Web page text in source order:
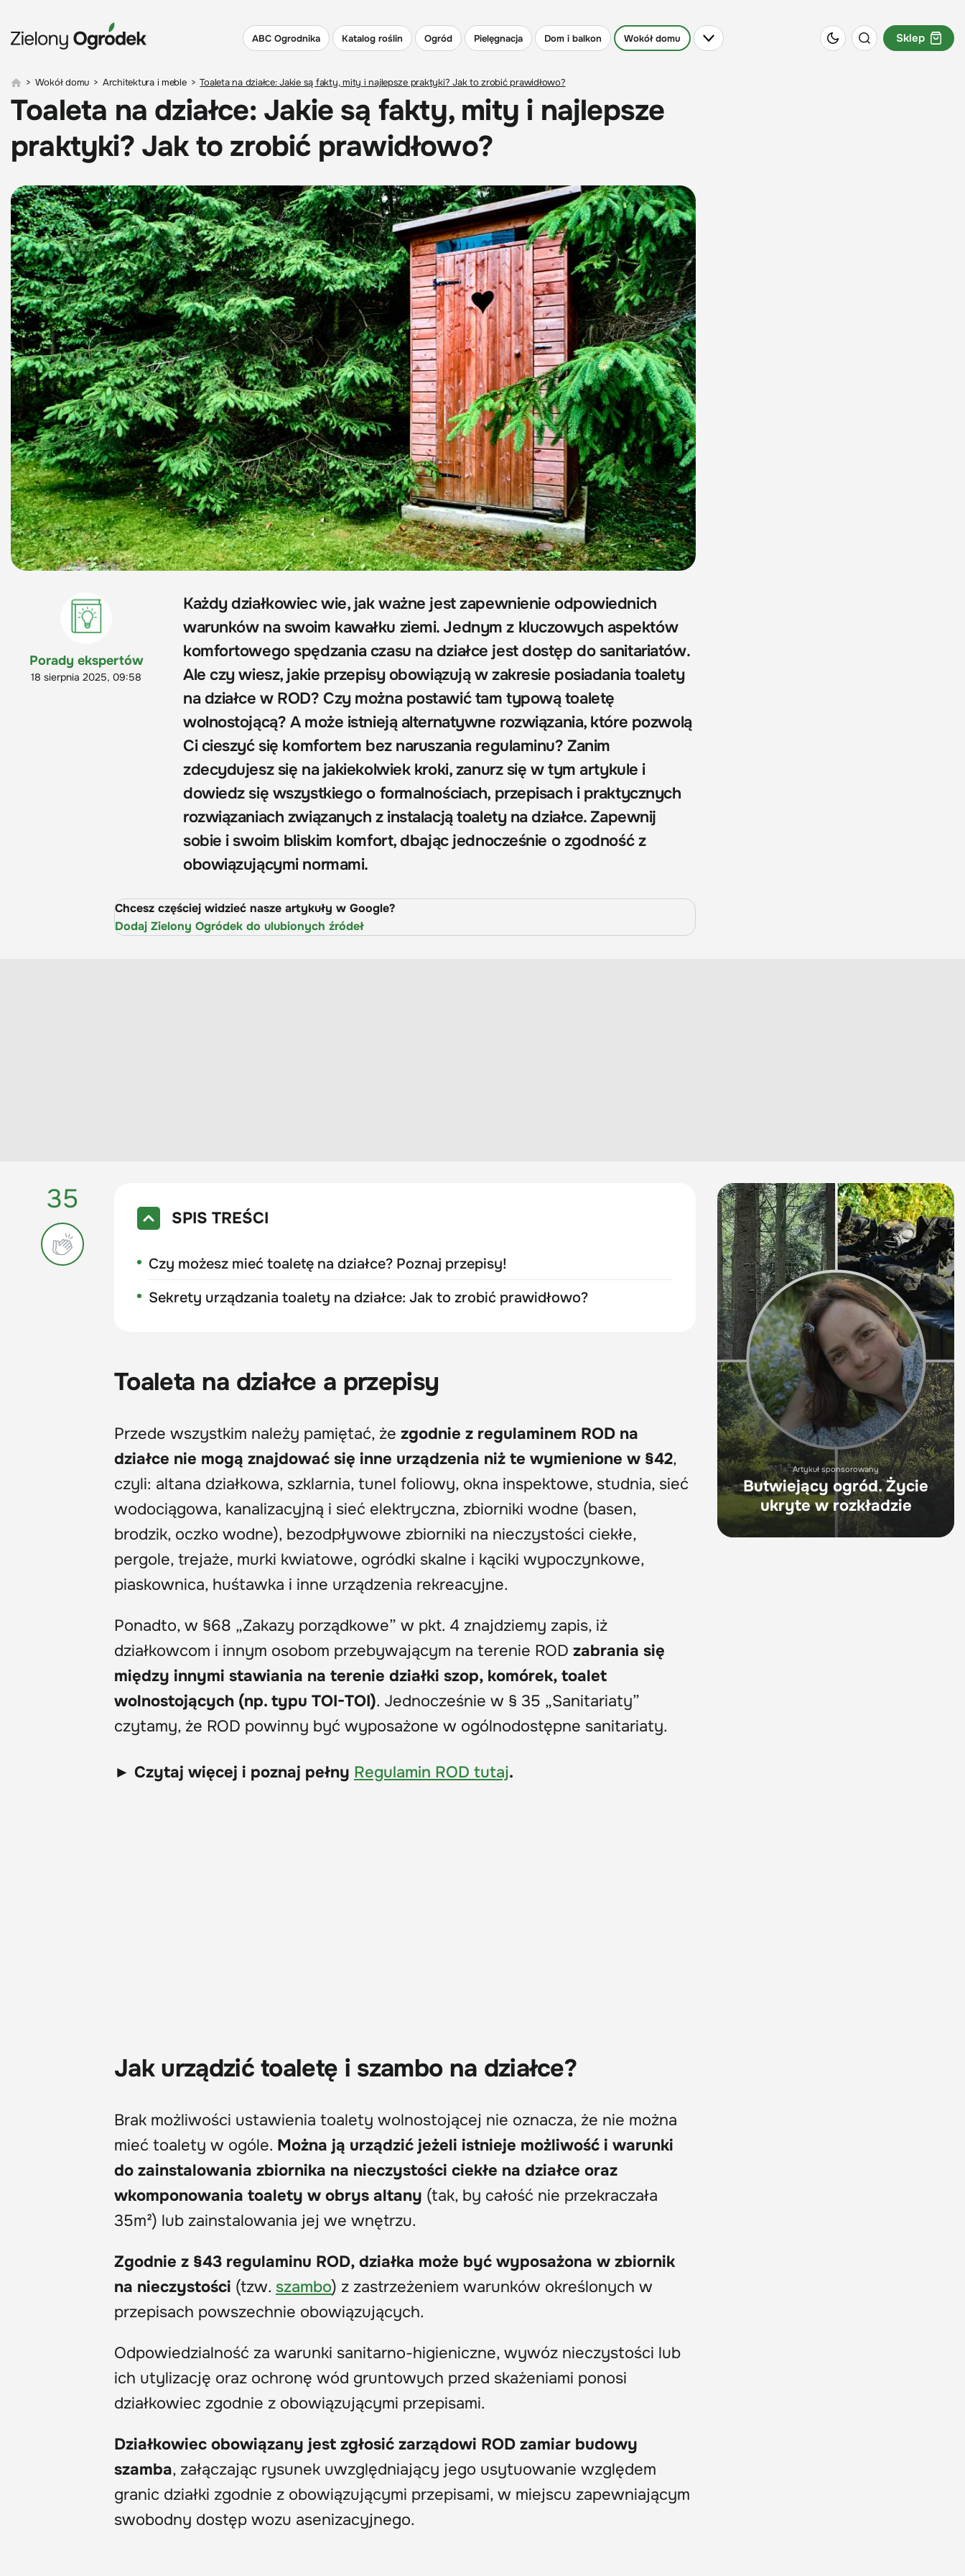
ABC Ogrodnika Katalog roślin Ogród Pielęgnacja Dom i balkon Wokół domu Sklep
> Wokół domu > Architektura i meble > Toaleta na działce: Jakie są fakty, mity i najlepsze praktyki? Jak to zrobić prawidłowo?
Toaleta na działce: Jakie są fakty, mity i najlepsze
praktyki? Jak to zrobić prawidłowo?
Porady ekspertów
18 sierpnia 2025, 09:58
Każdy działkowiec wie, jak ważne jest zapewnienie odpowiednich
warunków na swoim kawałku ziemi. Jednym z kluczowych aspektów
komfortowego spędzania czasu na działce jest dostęp do sanitariatów.
Ale czy wiesz, jakie przepisy obowiązują w zakresie posiadania toalety
na działce w ROD? Czy można postawić tam typową toaletę
wolnostojącą? A może istnieją alternatywne rozwiązania, które pozwolą
Ci cieszyć się komfortem bez naruszania regulaminu? Zanim
zdecydujesz się na jakiekolwiek kroki, zanurz się w tym artykule i
dowiedz się wszystkiego o formalnościach, przepisach i praktycznych
rozwiązaniach związanych z instalacją toalety na działce. Zapewnij
sobie i swoim bliskim komfort, dbając jednocześnie o zgodność z
obowiązującymi normami.
Chcesz częściej widzieć nasze artykuły w Google?
Dodaj Zielony Ogródek do ulubionych źródeł
35
SPIS TREŚCI
Czy możesz mieć toaletę na działce? Poznaj przepisy!
Sekrety urządzania toalety na działce: Jak to zrobić prawidłowo?
Toaleta na działce a przepisy
Przede wszystkim należy pamiętać, że zgodnie z regulaminem ROD na
działce nie mogą znajdować się inne urządzenia niż te wymienione w §42,
czyli: altana działkowa, szklarnia, tunel foliowy, okna inspektowe, studnia, sieć
wodociągowa, kanalizacyjną i sieć elektryczna, zbiorniki wodne (basen,
brodzik, oczko wodne), bezodpływowe zbiorniki na nieczystości ciekłe,
pergole, trejaże, murki kwiatowe, ogródki skalne i kąciki wypoczynkowe,
piaskownica, huśtawka i inne urządzenia rekreacyjne.
Ponadto, w §68 „Zakazy porządkowe” w pkt. 4 znajdziemy zapis, iż
działkowcom i innym osobom przebywającym na terenie ROD zabrania się
między innymi stawiania na terenie działki szop, komórek, toalet
wolnostojących (np. typu TOI-TOI). Jednocześnie w § 35 „Sanitariaty”
czytamy, że ROD powinny być wyposażone w ogólnodostępne sanitariaty.
► Czytaj więcej i poznaj pełny Regulamin ROD tutaj.
Jak urządzić toaletę i szambo na działce?
Brak możliwości ustawienia toalety wolnostojącej nie oznacza, że nie można
mieć toalety w ogóle. Można ją urządzić jeżeli istnieje możliwość i warunki
do zainstalowania zbiornika na nieczystości ciekłe na działce oraz
wkomponowania toalety w obrys altany (tak, by całość nie przekraczała
35m²) lub zainstalowania jej we wnętrzu.
Zgodnie z §43 regulaminu ROD, działka może być wyposażona w zbiornik
na nieczystości (tzw. szambo) z zastrzeżeniem warunków określonych w
przepisach powszechnie obowiązujących.
Odpowiedzialność za warunki sanitarno-higieniczne, wywóz nieczystości lub
ich utylizację oraz ochronę wód gruntowych przed skażeniami ponosi
działkowiec zgodnie z obowiązującymi przepisami.
Działkowiec obowiązany jest zgłosić zarządowi ROD zamiar budowy
szamba, załączając rysunek uwzględniający jego usytuowanie względem
granic działki zgodnie z obowiązującymi przepisami, w miejscu zapewniającym
swobodny dostęp wozu asenizacyjnego.
Artykuł sponsorowany
Butwiejący ogród. Życie
ukryte w rozkładzie